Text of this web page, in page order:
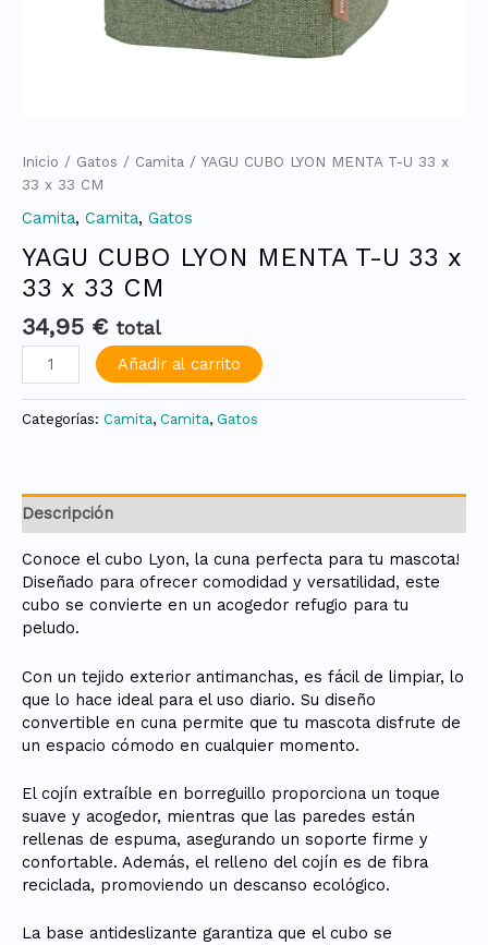
Inicio / Gatos / Camita / YAGU CUBO LYON MENTA T-U 33 x
33 x 33 CM
Camita, Camita, Gatos
YAGU CUBO LYON MENTA T-U 33 x
33 x 33 CM
34,95 € total
Añadir al carrito
Categorías: Camita, Camita, Gatos
Descripción
Conoce el cubo Lyon, la cuna perfecta para tu mascota!
Diseñado para ofrecer comodidad y versatilidad, este
cubo se convierte en un acogedor refugio para tu
peludo.
Con un tejido exterior antimanchas, es fácil de limpiar, lo
que lo hace ideal para el uso diario. Su diseño
convertible en cuna permite que tu mascota disfrute de
un espacio cómodo en cualquier momento.
El cojín extraíble en borreguillo proporciona un toque
suave y acogedor, mientras que las paredes están
rellenas de espuma, asegurando un soporte firme y
confortable. Además, el relleno del cojín es de fibra
reciclada, promoviendo un descanso ecológico.
La base antideslizante garantiza que el cubo se